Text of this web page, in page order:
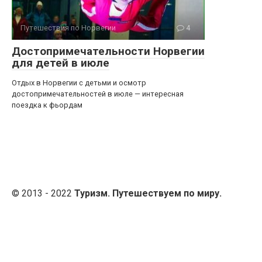
Путешествия по Норвегии 4
Достопримечательности Норвегии
для детей в июле
Отдых в Норвегии с детьми и осмотр
достопримечательностей в июле — интересная
поездка к фьордам
© 2013 - 2022 Туризм. Путешествуем по миру.